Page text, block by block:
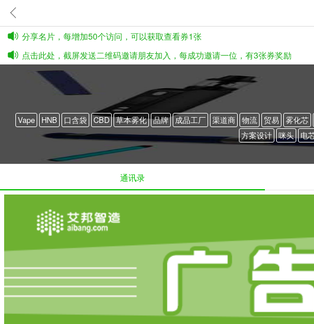
分享名片，每增加50个访问，可以获取查看券1张
点击此处，截屏发送二维码邀请朋友加入，每成功邀请一位，有3张券奖励
Vape HNB 口含袋 CBD 草本雾化 品牌 成品工厂 渠道商 物流 贸易 雾化芯
方案设计 咪头 电
通讯录